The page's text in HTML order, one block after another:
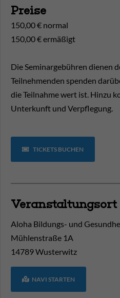
Preise
150,00 € normal
150,00 € ermäßigt
Die Seminargebühren dienen
Teilnehmenden spenden
die Teilnahme wert ist. Hinzu
Unterkunft und Verpflegung.
TICKETS BUCHEN
Veranstaltungsort
Aloha Bildungs- und
Mühlenstraße 1A
14789Wusterwitz
NAVI STARTEN